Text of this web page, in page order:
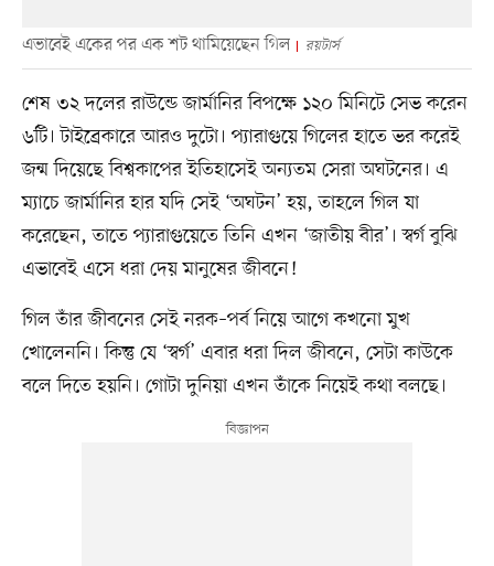
এভাবেই একের পর এক শট থামিয়েছেন গিল রয়টার্স
শেষ ৩২ দলের রাউন্ডে জার্মানির বিপক্ষে ১২০ মিনিটে সেভ করেন
৬টি। টাইব্রেকারে আরও দুটো। প্যারাগুয়ে গিলের হাতে ভর করেই
জন্ম দিয়েছে বিশ্বকাপের ইতিহাসেই অন্যতম সেরা অঘটনের। এ
ম্যাচে জার্মানির হার যদি সেই ‘অঘটন’ হয়, তাহলে গিল যা
করেছেন, তাতে প্যারাগুয়েতে তিনি এখন ‘জাতীয় বীর’। স্বর্গ বুঝি
এভাবেই এসে ধরা দেয় মানুষের জীবনে!
গিল তাঁর জীবনের সেই নরক–পর্ব নিয়ে আগে কখনো মুখ
খোলেননি। কিন্তু যে ‘স্বর্গ’ এবার ধরা দিল জীবনে, সেটা কাউকে
বলে দিতে হয়নি। গোটা দুনিয়া এখন তাঁকে নিয়েই কথা বলছে।